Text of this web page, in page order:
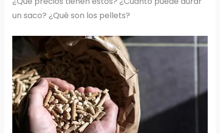
un saco? ¿Qué son los pellets?